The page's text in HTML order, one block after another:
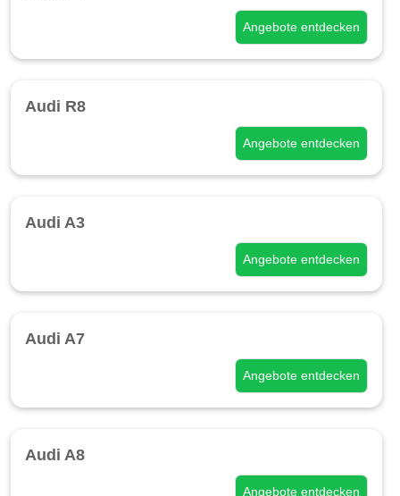
Angebote entdecken
Audi R8
Angebote entdecken
Audi A3
Angebote entdecken
Audi A7
Angebote entdecken
Audi A8
Angebote entdecken